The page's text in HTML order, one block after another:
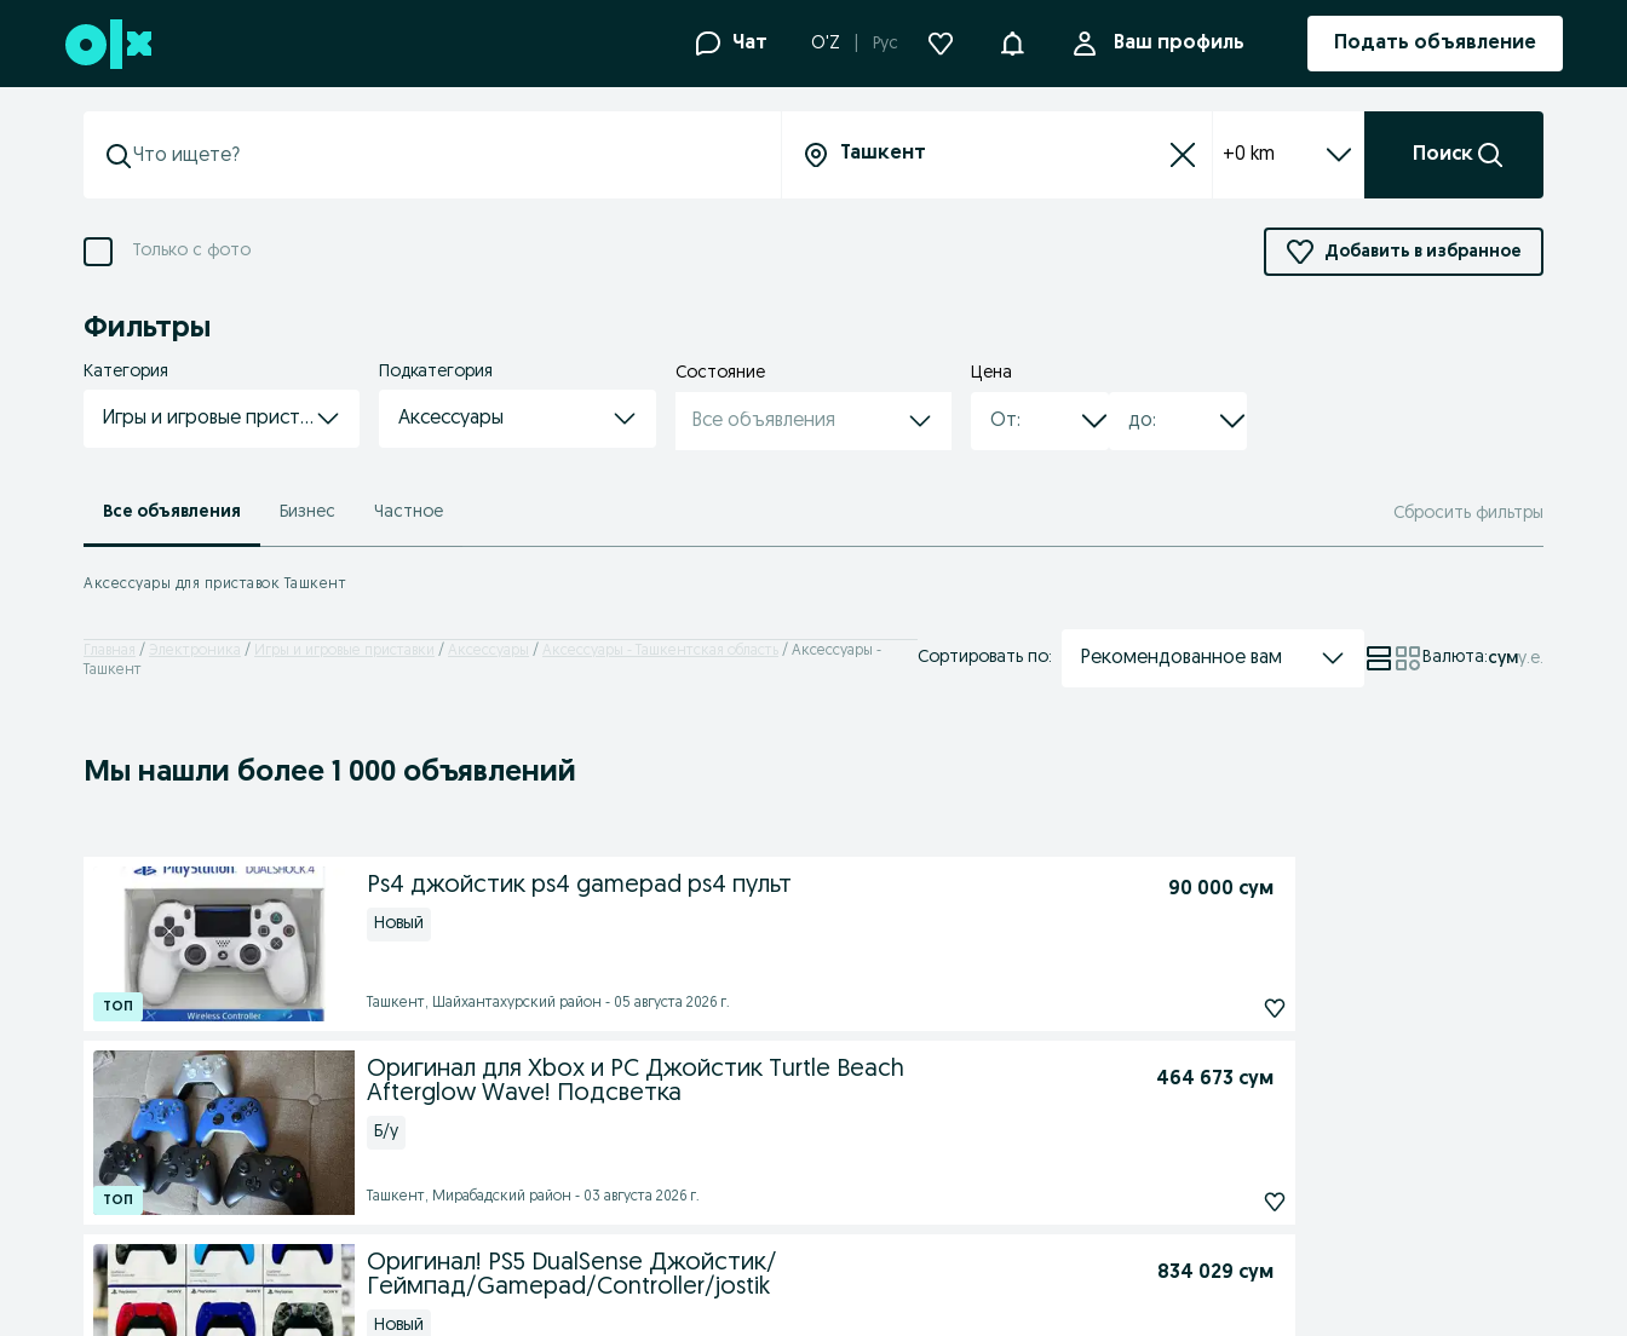
Перейти к нижнему колонтитулу Чат O'Z Рус УведомленияВаш профиль Подать объявление
+0 km Поиск
Только с фото Добавить в избранное
Фильтры
Категория
Игры и игровые приставки
Подкатегория
Аксессуары
Состояние
Все объявления
Цена
Все объявления Бизнес Частное Сбросить фильтры
Аксессуары для приставок Ташкент
Главная Электроника Игры и игровые приставки Аксессуары Аксессуары - Ташкентская область
Аксессуары -
Ташкент
Сортировать по: Рекомендованное вам Валюта:суму.е.
Мы нашли более 1 000 объявлений
Ps4 джойстик ps4 gamepad ps4 пульт 90 000 сум
Новый
Ташкент, Шайхантахурский район - 05 августа 2026 г.
Оригинал для Xbox и PC Джойстик Turtle Beach
Afterglow Wave! Подсветка
464 673 сум
Б/у
Ташкент, Мирабадский район - 03 августа 2026 г.
Оригинал! PS5 DualSense Джойстик/
Геймпад/Gamepad/Controller/jostik
834 029 сум
Новый